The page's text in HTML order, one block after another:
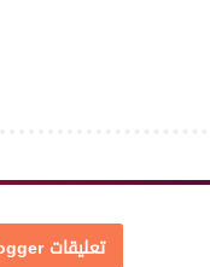
تعليقات Blogger